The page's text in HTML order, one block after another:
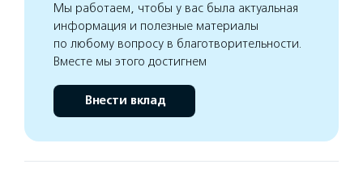
Мы работаем, чтобы у вас была актуальная
информация и полезные материалы
по любому вопросу в благотворительности.
Вместе мы этого достигнем
Внести вклад